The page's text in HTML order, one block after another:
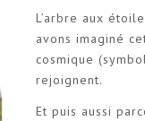
L’arbre aux
avons imaginé
cosmique
rejoignent.
Et puis aussi